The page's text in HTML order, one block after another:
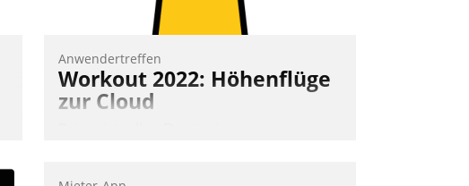
Anwendertreffen
Workout 2022: Höhenflüge
zur Cloud